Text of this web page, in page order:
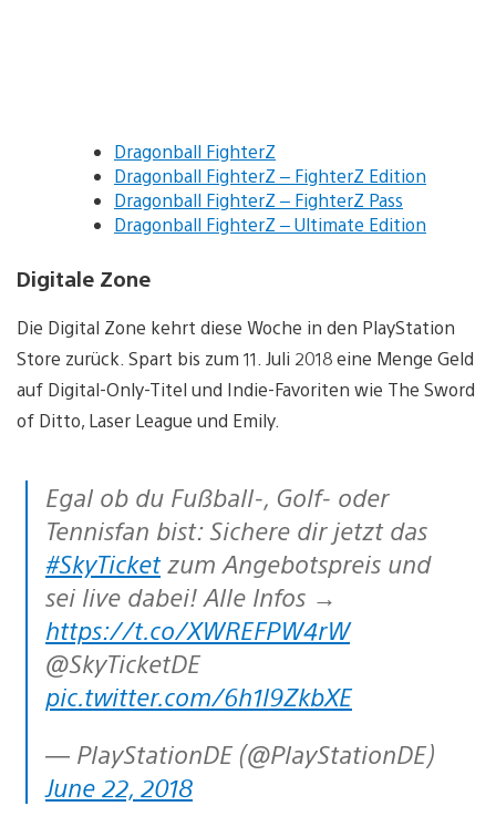
Dragonball FighterZ
Dragonball FighterZ – FighterZ Edition
Dragonball FighterZ – FighterZ Pass
Dragonball FighterZ – Ultimate Edition
Digitale Zone
Die Digital Zone kehrt diese Woche in den PlayStation
Store zurück. Spart bis zum 11. Juli 2018 eine Menge Geld
auf Digital-Only-Titel und Indie-Favoriten wie The Sword
of Ditto, Laser League und Emily.
Egal ob du Fußball-, Golf- oder
Tennisfan bist: Sichere dir jetzt das
#SkyTicketzum Angebotspreis und
sei live dabei! Alle Infos →
https://t.co/XWREFPW4rW
@SkyTicketDE
pic.twitter.com/6h1l9ZkbXE
— PlayStationDE (@PlayStationDE)
June 22, 2018